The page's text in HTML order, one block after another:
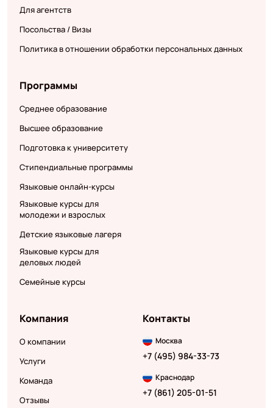
Для агентств
Посольства / Визы
Политика в отношении обработки персональных данных
Программы
Среднее образование
Высшее образование
Подготовка к университету
Стипендиальные программы
Языковые онлайн-курсы
Языковые курсы для
молодежи и взрослых
Детские языковые лагеря
Языковые курсы для
деловых людей
Семейные курсы
Компания
О компании
Услуги
Команда
Отзывы
Контакты
Москва
+7 (495) 984-33-73
Краснодар
+7 (861) 205-01-51